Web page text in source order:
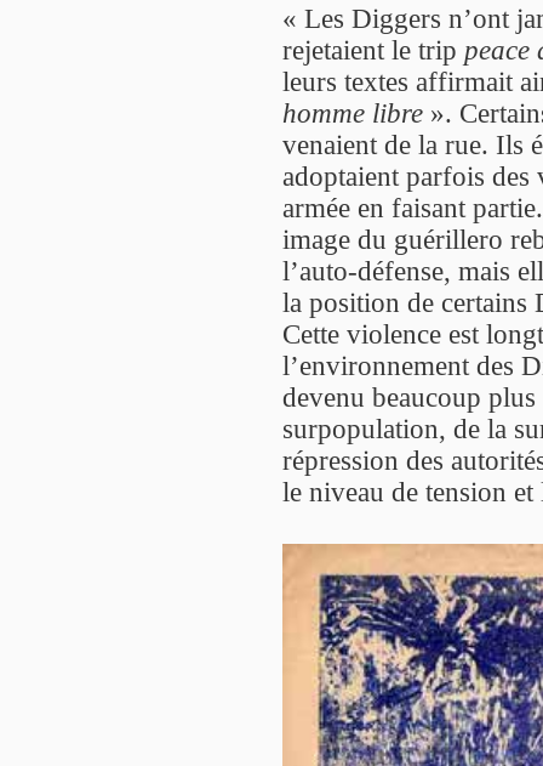
« Les Diggers n’ont
rejetaient le trip peace
leurs textes affirmait
homme libre ».
venaient de la rue. Ils
adoptaient parfois des
armée en faisant
image du guérillero
l’auto-défense, mais
la position de certains
Cette violence est
l’environnement des
devenu beaucoup
surpopulation, de la
répression des
le niveau de tension